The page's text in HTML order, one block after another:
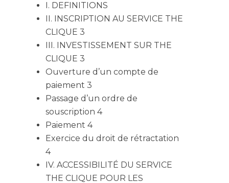
I. DEFINITIONS
II. INSCRIPTION AU SERVICE THE
CLIQUE 3
III. INVESTISSEMENT SUR THE
CLIQUE 3
Ouverture d’un compte de
paiement 3
Passage d’un ordre de
souscription 4
Paiement 4
Exercice du droit de rétractation
4
IV. ACCESSIBILITÉ DU SERVICE
THE CLIQUE POUR LES